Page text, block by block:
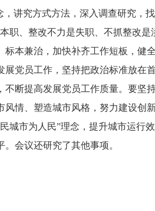
，讲究方式方法，深入调查研究，
职、整改不力是失职、不抓整改
标本兼治，加快补齐工作短板，健
展党员工作，坚持把政治标准放在
不断提高发展党员工作质量。要坚
风情、塑造城市风格，努力建设创
城市为人民”理念，提升城市运行
会议还研究了其他事项。